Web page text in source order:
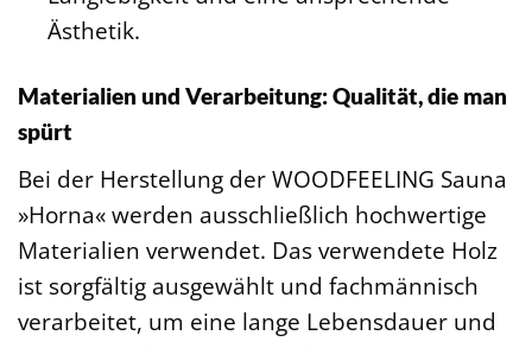
Ästhetik.
Materialien und Verarbeitung: Qualität, die man
spürt
Bei der Herstellung der WOODFEELING Sauna
»Horna« werden ausschließlich hochwertige
Materialien verwendet. Das verwendete Holz
ist sorgfältig ausgewählt und fachmännisch
verarbeitet, um eine lange Lebensdauer und